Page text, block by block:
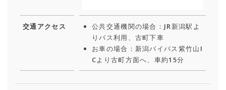
交通アクセス
公共交通機関の場合：JR新潟駅よ
りバス利用、古町下車
お車の場合：新潟バイパス紫竹山I
Cより古町方面へ、車約15分